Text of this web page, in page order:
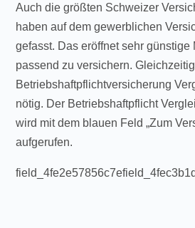
Auch die größten Schweizer
haben auf dem gewerblichen
gefasst. Das eröffnet sehr günstige
passend zu versichern.
Betriebshaftpflichtversicherung
nötig. Der Betriebshaftpflicht
wird mit dem blauen Feld „Zum
aufgerufen.